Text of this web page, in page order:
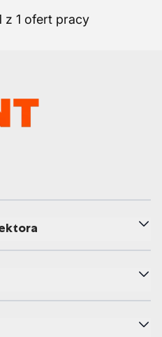
z 1 ofert pracy